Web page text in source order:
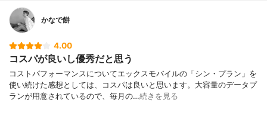
かなで餅
4.00
コスパが良いし優秀だと思う
コストパフォーマンスについてエックスモバイルの「シン・プラン」を
使い続けた感想としては、コスパは良いと思います。大容量のデータプ
ランが用意されているので、毎月の…続きを見る